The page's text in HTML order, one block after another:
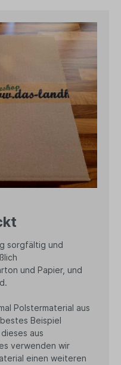
sorgfältig und
und Papier, und
Polstermaterial aus
Beispiel
aus
verwenden wir
einen weiteren